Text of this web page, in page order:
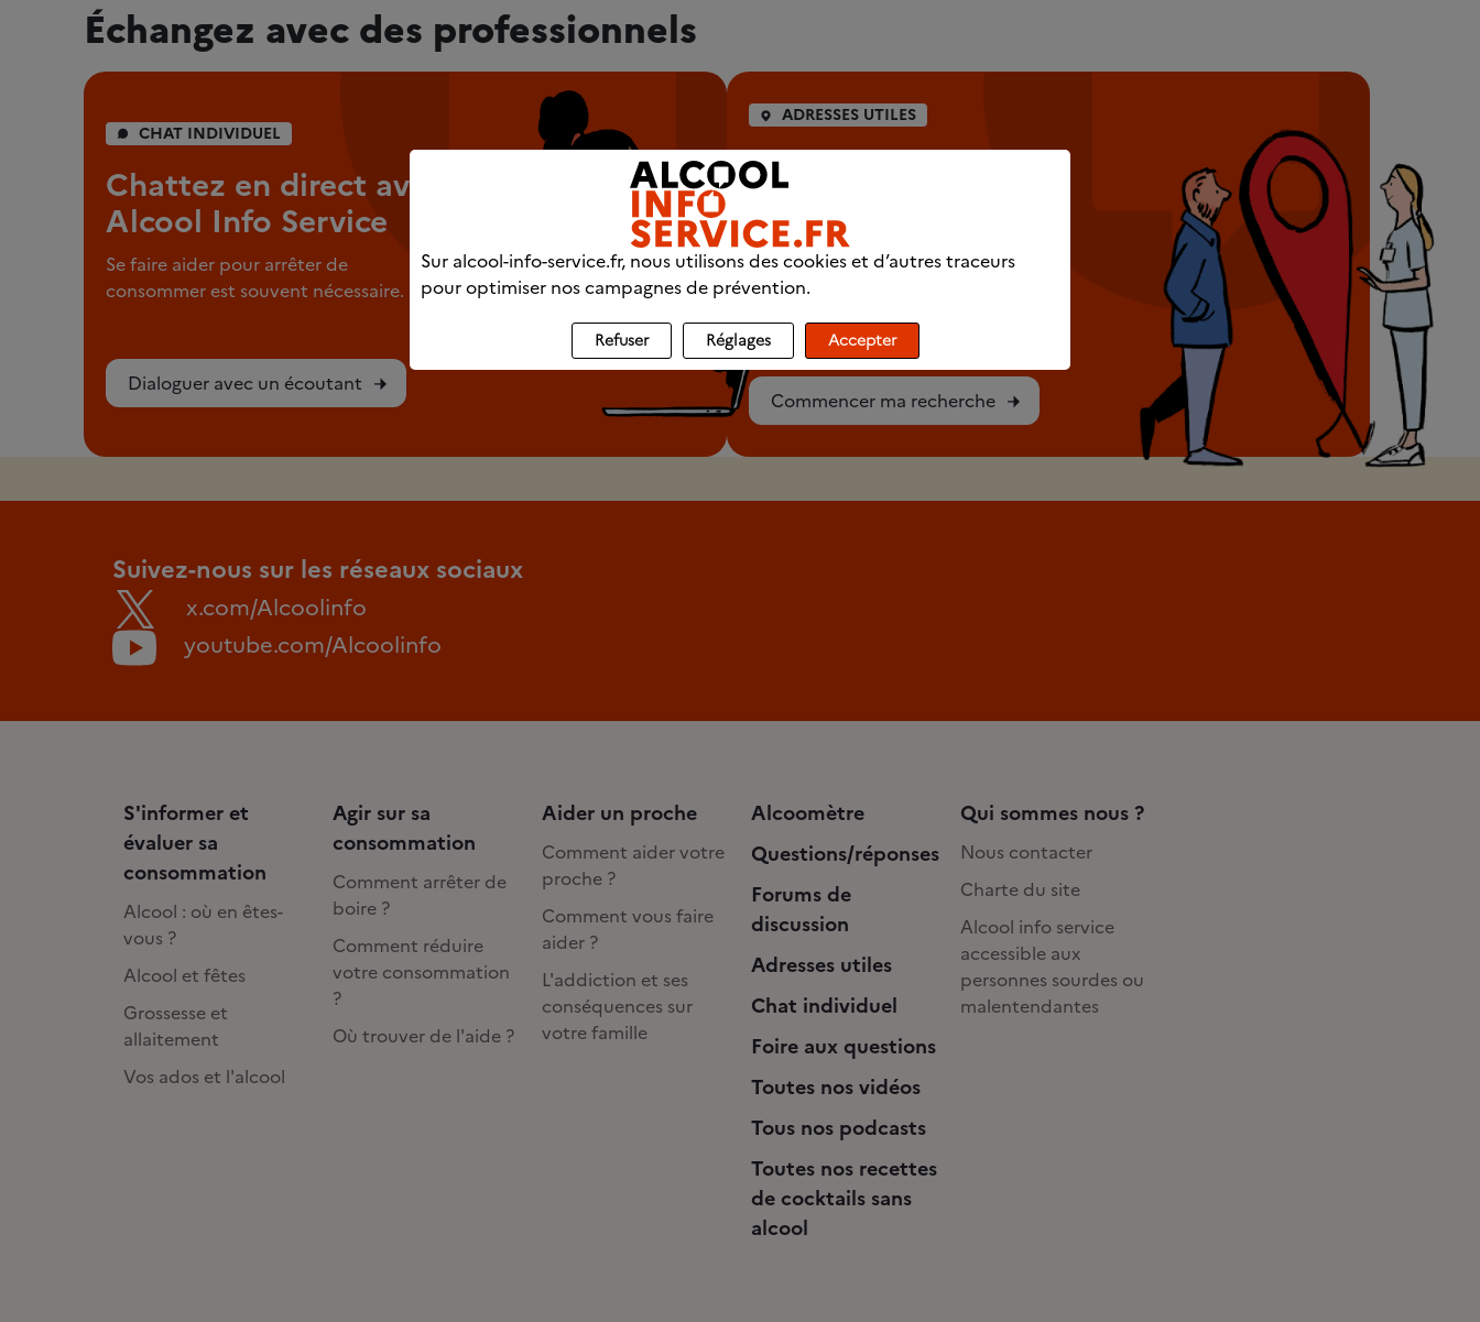
Échangez avec des professionnels
CHAT INDIVIDUEL
Chattez en direct avec
Alcool Info Service
Se faire aider pour arrêter de
consommer est souvent nécessaire.
Dialoguer avec un écoutant
ADRESSES UTILES
Trouver un
professionnel près de
chez vous
Se faire aider pour arrêter de
Commencer ma recherche
Suivez-nous sur les réseaux sociaux
x.com/Alcoolinfo
youtube.com/Alcoolinfo
S'informer et
évaluer sa
consommation
Alcool : où en êtes-
vous ?
Alcool et fêtes
Grossesse et
allaitement
Vos ados et l'alcool
Agir sur sa
consommation
Comment arrêter de
boire ?
Comment réduire
votre consommation
?
Où trouver de l'aide ?
Aider un proche
Comment aider votre
proche ?
Comment vous faire
aider ?
L'addiction et ses
conséquences sur
votre famille
Alcoomètre
Questions/réponses
Forums de
discussion
Adresses utiles
Chat individuel
Foire aux questions
Toutes nos vidéos
Tous nos podcasts
Toutes nos recettes
de cocktails sans
alcool
Qui sommes nous ?
Nous contacter
Charte du site
Alcool info service
accessible aux
personnes sourdes ou
malentendantes
Sur alcool-info-service.fr, nous utilisons des cookies et d’autres traceurs
pour optimiser nos campagnes de prévention.
Refuser Réglages Accepter